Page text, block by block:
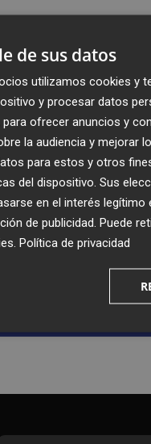
Plaza Podcast
de sus datos
utilizamos cookies y
y procesar datos
ofrecer anuncios y
la audiencia y mejorar
para estos y otros
del dispositivo. Sus
en el interés
de publicidad . Puede
Política de privacidad